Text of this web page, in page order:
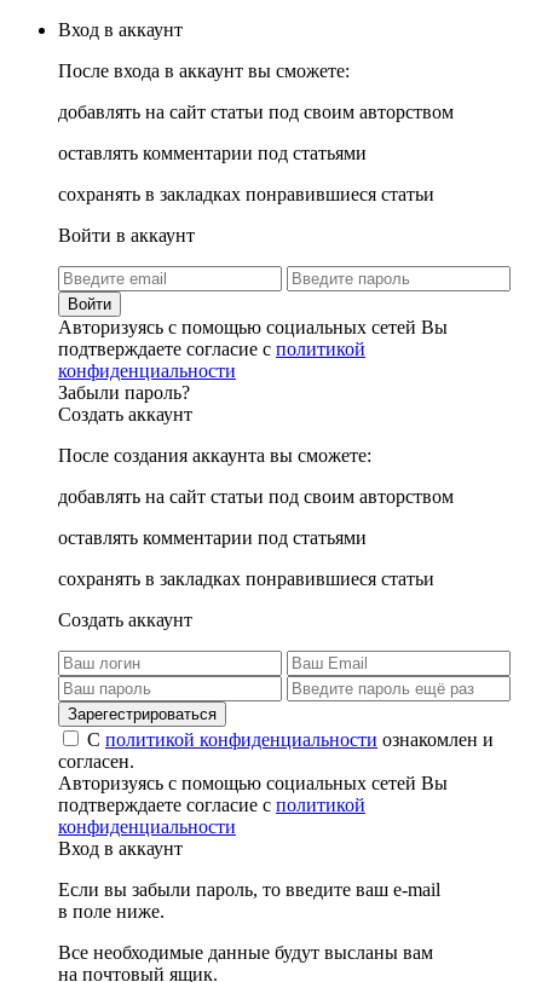
Вход в аккаунт
После входа в аккаунт вы сможете:
добавлять на сайт статьи под своим авторством
оставлять комментарии под статьями
сохранять в закладках понравившиеся статьи
Войти в аккаунт
Войти
Авторизуясь с помощью социальных сетей Вы
подтверждаете согласие с политикой
конфиденциальности
Забыли пароль?
Создать аккаунт
После создания аккаунта вы сможете:
добавлять на сайт статьи под своим авторством
оставлять комментарии под статьями
сохранять в закладках понравившиеся статьи
Создать аккаунт
Зарегестрироваться
С политикой конфиденциальности ознакомлен и
согласен.
Авторизуясь с помощью социальных сетей Вы
подтверждаете согласие с политикой
конфиденциальности
Вход в аккаунт
Если вы забыли пароль, то введите ваш e-mail
в поле ниже.
Все необходимые данные будут высланы вам
на почтовый ящик.